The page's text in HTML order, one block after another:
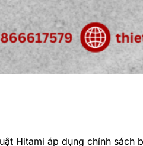
Hitami áp dụng chính